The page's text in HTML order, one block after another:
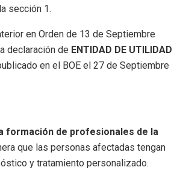
sección 1.
en Orden de 13 de Septiembre
declaración de ENTIDAD DE UTILIDAD
en el BOE el 27 de Septiembre
formación de profesionales de la
que las personas afectadas tengan
y tratamiento personalizado.